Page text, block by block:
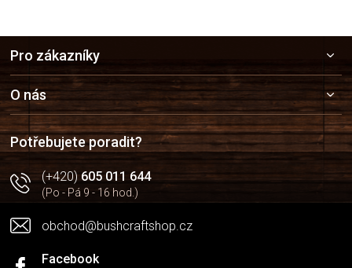
a
t
í
Pro zákazníky
O nás
Potřebujete poradit?
(+420)605 011 644
(Po - Pá 9 - 16 hod.)
obchod@bushcraftshop.cz
Facebook